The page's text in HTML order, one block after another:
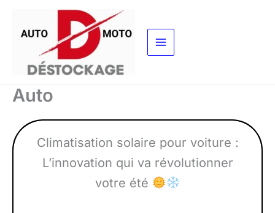
contenu
Auto
Climatisation solaire pour voiture :
L’innovation qui va révolutionner
votre été